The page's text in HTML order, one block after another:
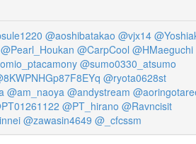
@aoshibatakao @vjx14
@Pearl_Houkan @CarpCool @HMaeguchi
@sumo0330_atsumo
@ryota0628st
@am_naoya @andystream
@PT_hirano @Ravncisit
@zawasin4649 @_cfcssm